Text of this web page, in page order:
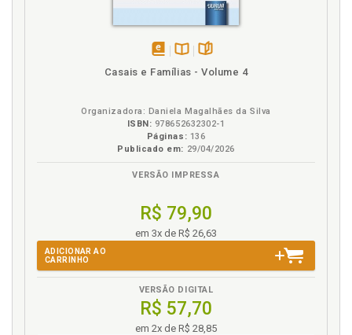
Casais e Famílias - Volume 4
Organizadora: Daniela Magalhães da Silva
ISBN: 978652632302-1
Páginas: 136
Publicado em: 29/04/2026
VERSÃO IMPRESSA
R$ 79,90
em 3x de R$ 26,63
ADICIONAR AO
CARRINHO
VERSÃO DIGITAL
R$ 57,70
em 2x de R$ 28,85